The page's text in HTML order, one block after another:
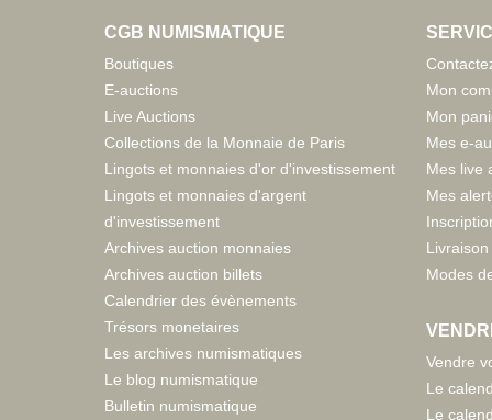
CGB NUMISMATIQUE
Boutiques
E-auctions
Live Auctions
Collections de la Monnaie de Paris
Lingots et monnaies d'or d'investissement
Lingots et monnaies d'argent
d'investissement
Archives auction monnaies
Archives auction billets
Calendrier des évènements
Trésors monetaires
Les archives numismatiques
Le blog numismatique
Bulletin numismatique
Mon
Mon
Mes e-
Mes live
Mes
Modes
Vendre
Le
Le